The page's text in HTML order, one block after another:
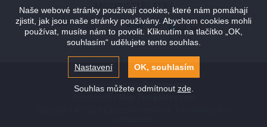
MOŽNOSTI PLATBY
Powered bynopCommerce
Naše webové stránky používají cookies, které nám pomáhají
zjistit, jak jsou naše stránky používány. Abychom cookies mohli
používat, musíte nám to povolit. Kliknutím na tlačítko „OK,
souhlasím“ udělujete tento souhlas.
Nastavení OK, souhlasím
Souhlas můžete odmítnout zde.